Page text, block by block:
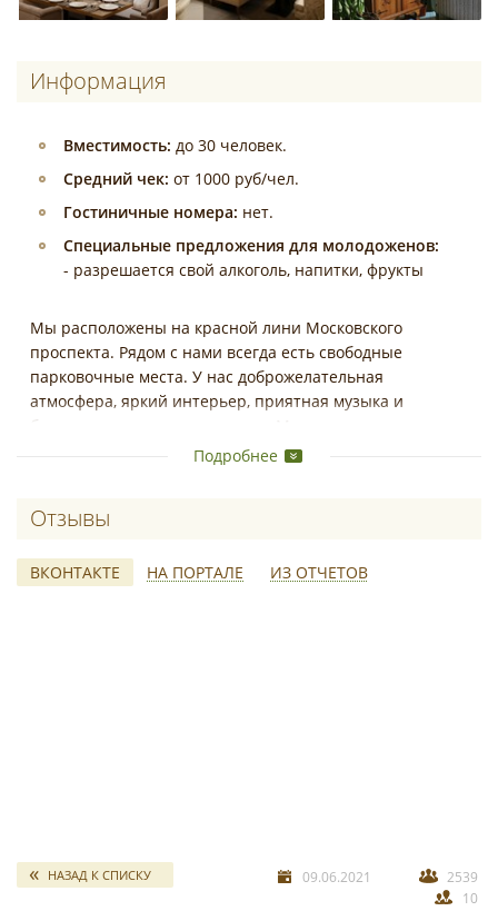
Информация
Вместимость: до 30 человек.
Средний чек: от 1000 руб/чел.
Гостиничные номера: нет.
Специальные предложения для молодоженов:
- разрешается свой алкоголь, напитки, фрукты
Мы расположены на красной лини Московского
проспекта. Рядом с нами всегда есть свободные
парковочные места. У нас доброжелательная
атмосфера, яркий интерьер, приятная музыка и
большая детская игровая зона. Мы всегда рады помочь
вам организовать банкет!Подробнее
Отзывы о YUMMY
ВКОНТАКТЕ НА ПОРТАЛЕ ИЗ ОТЧЕТОВ
*
НАЗАД К СПИСКУ 09.06.2021
2539
10